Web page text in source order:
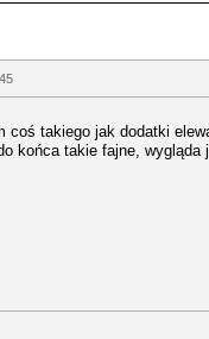
coś takiego jak dodatki
końca takie fajne, wygląda